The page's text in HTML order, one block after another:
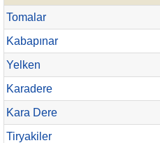
Tomalar
Kabapınar
Yelken
Karadere
Kara Dere
Tiryakiler